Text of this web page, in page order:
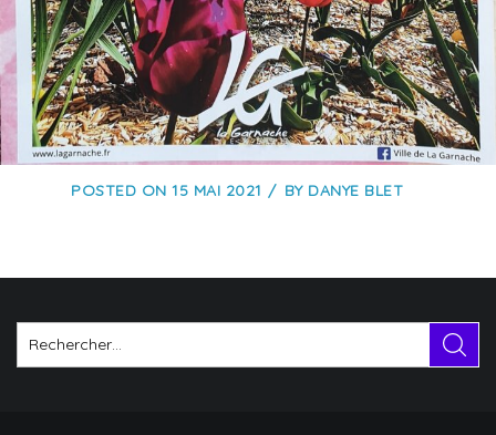
POSTED ON 15 MAI 2021 BY DANYE BLET